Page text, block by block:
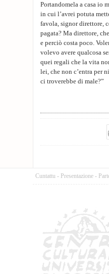
Portandomela a casa io
in cui l’avrei potuta
favola, signor direttore,
pagata? Ma direttore,
e perciò costa poco.
volevo avere qualcosa
quei regali che la vita
lei, che non c’entra per
ci troverebbe di male?”
Cuntattu - Presentazione -